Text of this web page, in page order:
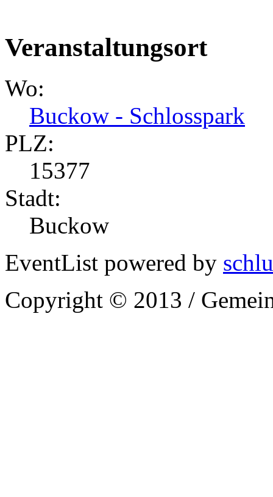
Veranstaltungsort
Wo:
Buckow - Schlosspark
PLZ:
15377
Stadt:
Buckow
EventList powered by
Copyright © 2013 /